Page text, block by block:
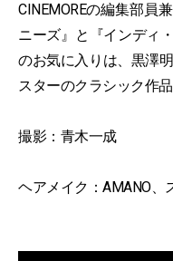
CINEMOREの編集部員
ニーズ』と『インディ
のお気に入りは、黒澤
スターのクラシック作品
撮影：青木一成
ヘアメイク：AMANO、